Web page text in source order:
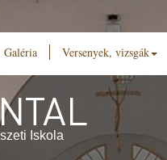
Iskola
Galéria Versenyek, vizsgák